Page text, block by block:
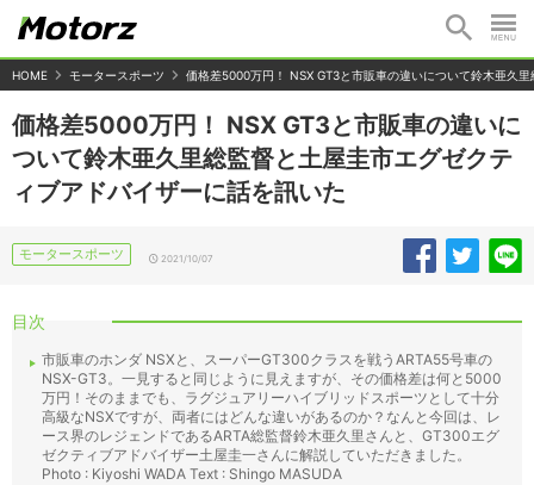
HOME モータースポーツ 価格差5000万円！ NSX GT3と市販車の違いについて鈴木亜久
価格差5000万円！ NSX GT3と市販車の違いに
ついて鈴木亜久里総監督と土屋圭市エグゼクテ
ィブアドバイザーに話を訊いた
モータースポーツ 2021/10/07
目次
市販車のホンダ NSXと、スーパーGT300クラスを戦うARTA55号車の
NSX-GT3。一見すると同じように見えますが、その価格差は何と5000
万円！そのままでも、ラグジュアリーハイブリッドスポーツとして十分
高級なNSXですが、両者にはどんな違いがあるのか？なんと今回は、レ
ース界のレジェンドであるARTA総監督鈴木亜久里さんと、GT300エグ
ゼクティブアドバイザー土屋圭一さんに解説していただきました。
Photo : Kiyoshi WADA Text : Shingo MASUDA